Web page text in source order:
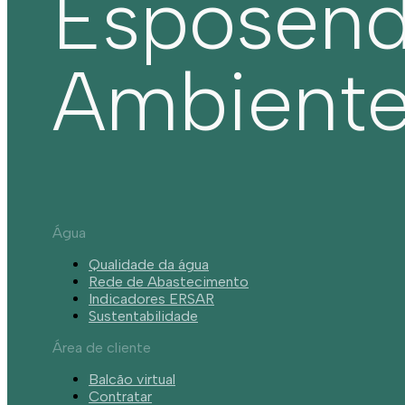
Água
Qualidade da água
Rede de Abastecimento
Indicadores ERSAR
Sustentabilidade
Área de cliente
Balcão virtual
Contratar